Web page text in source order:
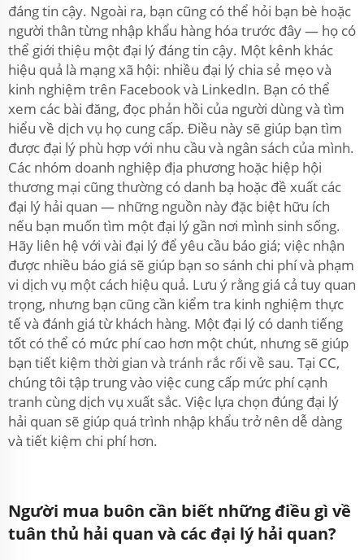
đáng tin cậy. Ngoài ra, bạn cũng có thể hỏi bạn bè hoặc
người thân từng nhập khẩu hàng hóa trước đây — họ có
thể giới thiệu một đại lý đáng tin cậy. Một kênh khác
hiệu quả là mạng xã hội: nhiều đại lý chia sẻ mẹo và
kinh nghiệm trên Facebook và LinkedIn. Bạn có thể
xem các bài đăng, đọc phản hồi của người dùng và tìm
hiểu về dịch vụ họ cung cấp. Điều này sẽ giúp bạn tìm
được đại lý phù hợp với nhu cầu và ngân sách của mình.
Các nhóm doanh nghiệp địa phương hoặc hiệp hội
thương mại cũng thường có danh bạ hoặc đề xuất các
đại lý hải quan — những nguồn này đặc biệt hữu ích
nếu bạn muốn tìm một đại lý gần nơi mình sinh sống.
Hãy liên hệ với vài đại lý để yêu cầu báo giá; việc nhận
được nhiều báo giá sẽ giúp bạn so sánh chi phí và phạm
vi dịch vụ một cách hiệu quả. Lưu ý rằng giá cả tuy quan
trọng, nhưng bạn cũng cần kiểm tra kinh nghiệm thực
tế và đánh giá từ khách hàng. Một đại lý có danh tiếng
tốt có thể có mức phí cao hơn một chút, nhưng sẽ giúp
bạn tiết kiệm thời gian và tránh rắc rối về sau. Tại CC,
chúng tôi tập trung vào việc cung cấp mức phí cạnh
tranh cùng dịch vụ xuất sắc. Việc lựa chọn đúng đại lý
hải quan sẽ giúp quá trình nhập khẩu trở nên dễ dàng
và tiết kiệm chi phí hơn.
Người mua buôn cần biết những điều gì về
tuân thủ hải quan và các đại lý hải quan?